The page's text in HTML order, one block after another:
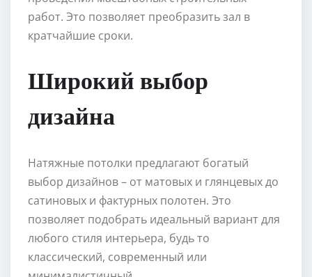
работ. Это позволяет преобразить зал в
кратчайшие сроки.
Широкий выбор
дизайна
Натяжные потолки предлагают богатый
выбор дизайнов – от матовых и глянцевых до
сатиновых и фактурных полотен. Это
позволяет подобрать идеальный вариант для
любого стиля интерьера, будь то
классический, современный или